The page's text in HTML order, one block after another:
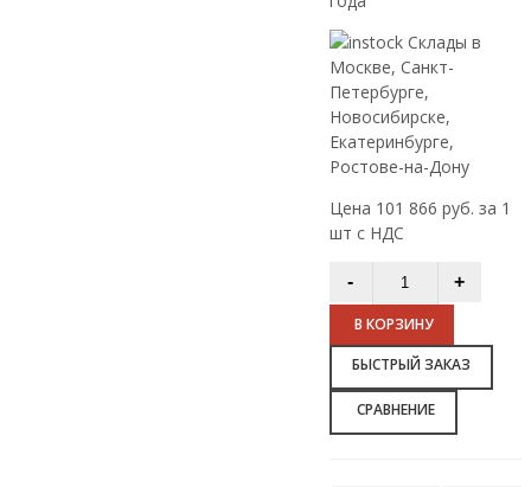
Склады в
Москве, Санкт-
Петербурге,
Новосибирске,
Екатеринбурге,
Ростове-на-Дону
Цена 101 866 руб. за 1
шт с НДС
В КОРЗИНУ
БЫСТРЫЙ ЗАКАЗ
СРАВНЕНИЕ